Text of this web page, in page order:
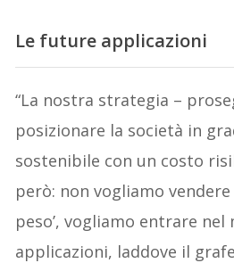
Le future applicazioni
“La nostra strategia –
posizionare la società in
sostenibile con un costo
però: non vogliamo vendere
peso’, vogliamo entrare nel
applicazioni, laddove il